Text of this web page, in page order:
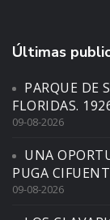
Últimas
PARQUE DE
FLORIDAS.
09-08-2026
UNA
PUGA
09-08-2026